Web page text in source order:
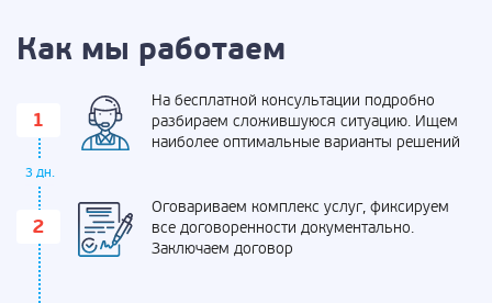
Как мы работаем
3 дн.
На бесплатной консультации подробно
разбираем сложившуюся ситуацию. Ищем
наиболее оптимальные варианты решений
Оговариваем комплекс услуг, фиксируем
все договоренности документально.
Заключаем договор